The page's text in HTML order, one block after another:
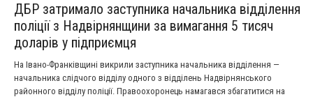
ДБР затримало заступника начальника відділення
поліції з Надвірнянщини за вимагання 5 тисяч
доларів у підприємця
На Івано-Франківщині викрили заступника начальника відділення —
начальника слідчого відділу одного з відділень Надвірнянського
районного відділу поліції. Правоохоронець намагався збагатитися на